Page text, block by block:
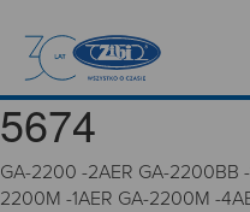
5674
GA-2200 -2AER GA-2200BB
2200M -1AER GA-2200M -